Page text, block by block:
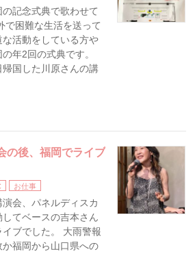
記念式典で歌わせて
で困難な生活を送って
活動をしている方や
年2回の式典です。
国した川原さんの講
の後、福岡でライブ
お仕事
会、パネルディスカ
てベースの吉本さん
ブでした。 大雨警報
福岡から山口県への